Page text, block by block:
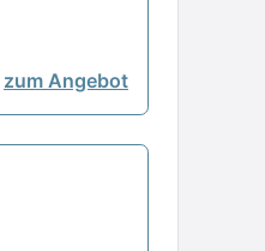
zum Angebot